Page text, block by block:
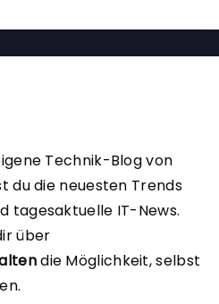
Technik-Blog von
du die neuesten Trends
tagesaktuelle IT-News.
über
die Möglichkeit, selbst